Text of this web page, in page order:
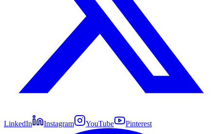
LinkedIn Instagram YouTube Pinterest